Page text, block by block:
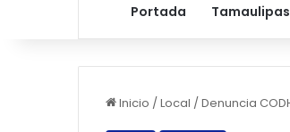
Portada Tamaulipas
Inicio /Local /Denuncia